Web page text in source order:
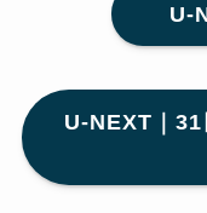
U-
U-NEXT｜31